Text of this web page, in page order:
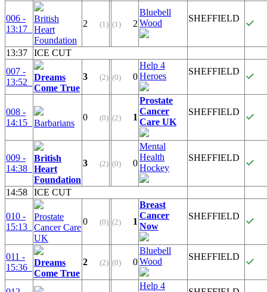
006 -
13:17
British
Heart
Foundation
2 (1) (1) 2
Bluebell
Wood
SHEFFIELD
13:37
ICE CUT
007 -
13:52
Dreams
Come True
3 (2) (0) 0
Help 4
Heroes
SHEFFIELD
008 -
14:15
Barbarians
0 (0) (2) 1
Prostate
Cancer
Care UK
SHEFFIELD
009 -
14:38
British
Heart
Foundation
3 (2) (0) 0
Mental
Health
Hockey
SHEFFIELD
14:58 ICE CUT
010 -
15:13
Prostate
Cancer Care
UK
0 (0) (2) 1
Breast
Cancer
Now
SHEFFIELD
011 -
15:36
Dreams
Come True
2 (2) (0) 0
Bluebell
Wood
SHEFFIELD
Help 4